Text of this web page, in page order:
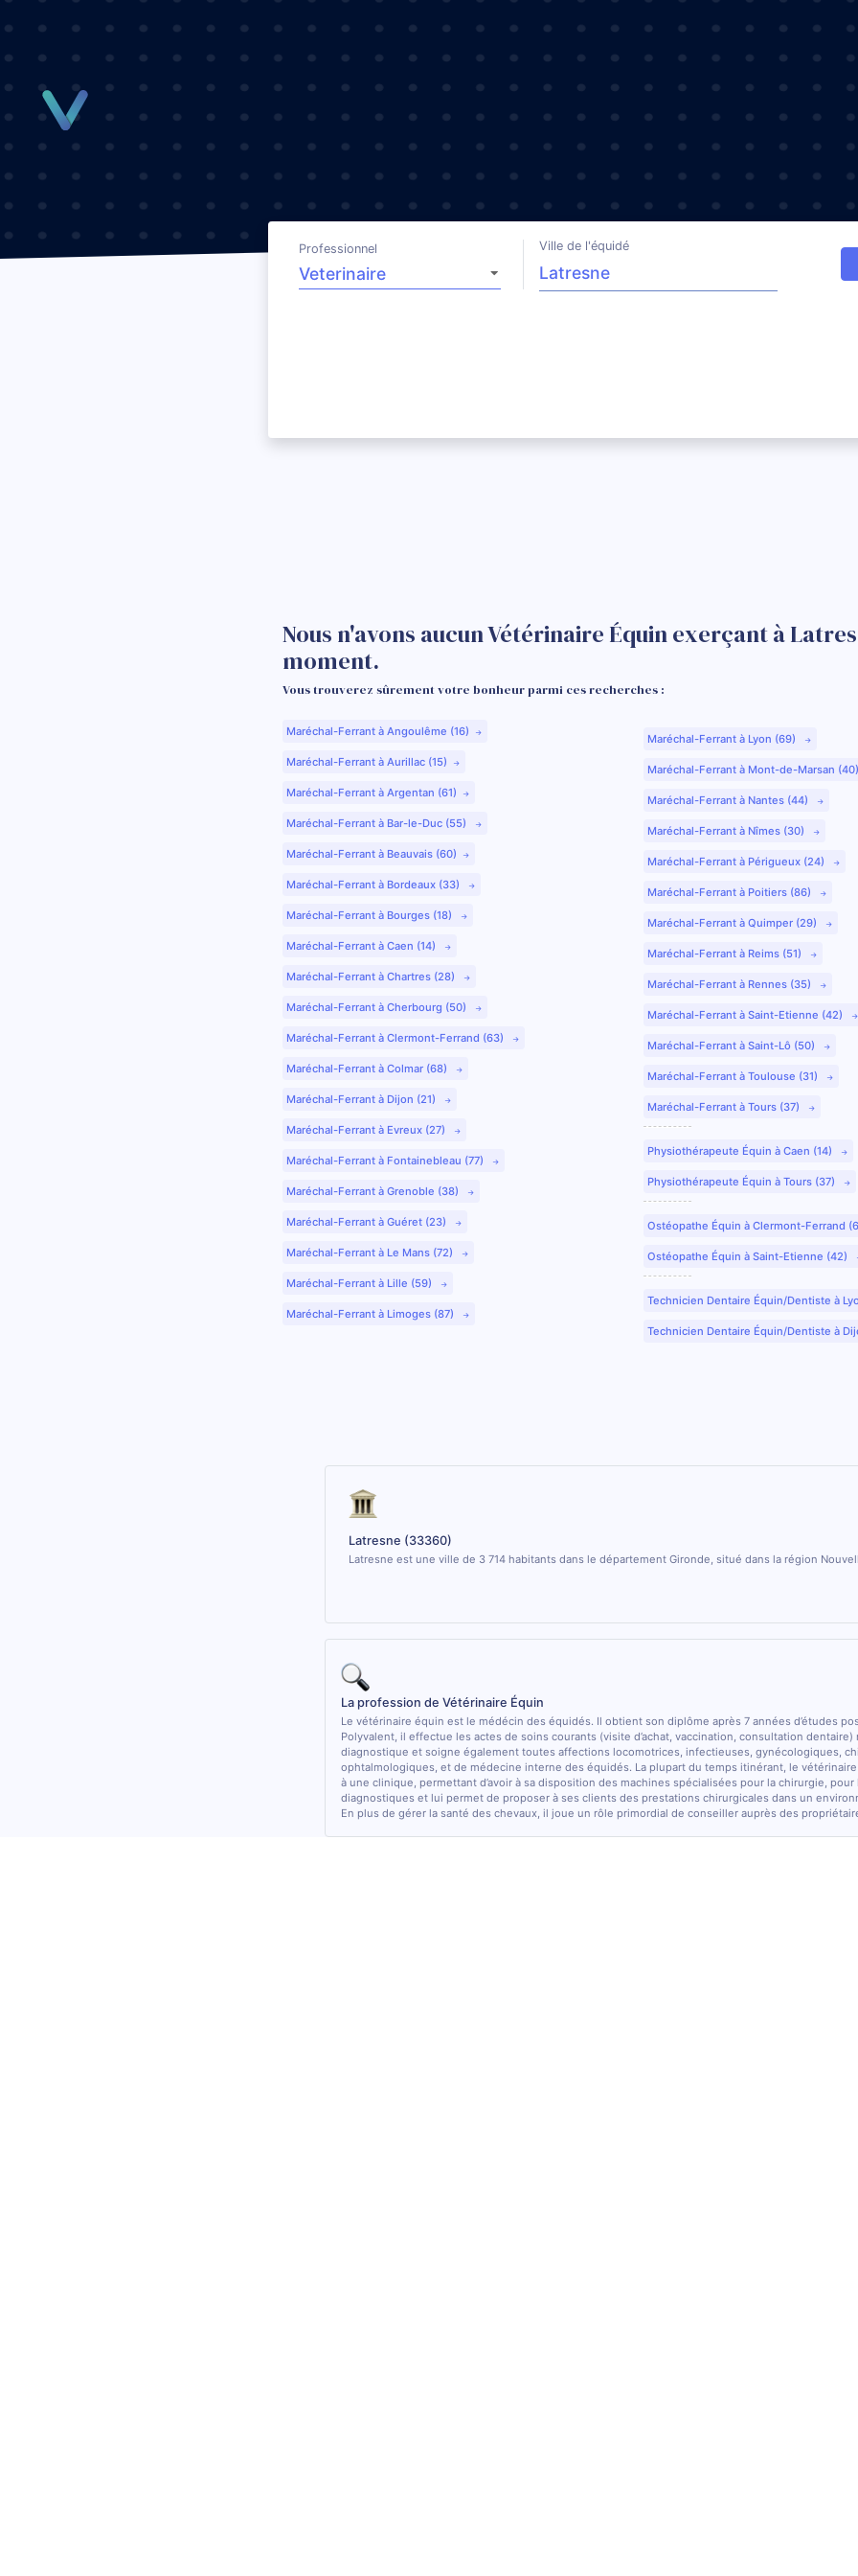
Professionnel Ville de l'équidé
Nous n'avons aucun Vétérinaire Équin exerçant à
moment.
Vous trouverez sûrement votre bonheur parmi ces recherches :
Maréchal-Ferrant à Angoulême (16)
Maréchal-Ferrant à Aurillac (15)
Maréchal-Ferrant à Argentan (61)
Maréchal-Ferrant à Bar-le-Duc (55)
Maréchal-Ferrant à Beauvais (60)
Maréchal-Ferrant à Bordeaux (33)
Maréchal-Ferrant à Bourges (18)
Maréchal-Ferrant à Caen (14)
Maréchal-Ferrant à Chartres (28)
Maréchal-Ferrant à Cherbourg (50)
Maréchal-Ferrant à Clermont-Ferrand (63)
Maréchal-Ferrant à Colmar (68)
Maréchal-Ferrant à Dijon (21)
Maréchal-Ferrant à Evreux (27)
Maréchal-Ferrant à Fontainebleau (77)
Maréchal-Ferrant à Grenoble (38)
Maréchal-Ferrant à Guéret (23)
Maréchal-Ferrant à Le Mans (72)
Maréchal-Ferrant à Lille (59)
Maréchal-Ferrant à Limoges (87)
Maréchal-Ferrant à Lyon (69)
Maréchal-Ferrant à Mont-de-Marsan
Maréchal-Ferrant à Nantes (44)
Maréchal-Ferrant à Nîmes (30)
Maréchal-Ferrant à Périgueux (24)
Maréchal-Ferrant à Poitiers (86)
Maréchal-Ferrant à Quimper (29)
Maréchal-Ferrant à Reims (51)
Maréchal-Ferrant à Rennes (35)
Maréchal-Ferrant à Saint-Etienne (42)
Maréchal-Ferrant à Saint-Lô (50)
Maréchal-Ferrant à Toulouse (31)
Maréchal-Ferrant à Tours (37)
Physiothérapeute Équin à Caen (14)
Physiothérapeute Équin à Tours (37)
Ostéopathe Équin à Clermont-Ferrand
Ostéopathe Équin à Saint-Etienne (42)
Technicien Dentaire Équin/Dentiste à
Technicien Dentaire Équin/Dentiste à
Latresne (33360)
Latresne est une ville de 3 714 habitants dans le département Gironde, situé dans la région
La profession de Vétérinaire Équin
Le vétérinaire équin est le médécin des équidés. Il obtient son diplôme après 7 années d’études
Polyvalent, il effectue les actes de soins courants (visite d’achat, vaccination, consultation dentaire)
diagnostique et soigne également toutes affections locomotrices, infectieuses, gynécologiques,
ophtalmologiques, et de médecine interne des équidés. La plupart du temps itinérant, le
à une clinique, permettant d’avoir à sa disposition des machines spécialisées pour la chirurgie,
diagnostiques et lui permet de proposer à ses clients des prestations chirurgicales dans un
En plus de gérer la santé des chevaux, il joue un rôle primordial de conseiller auprès des